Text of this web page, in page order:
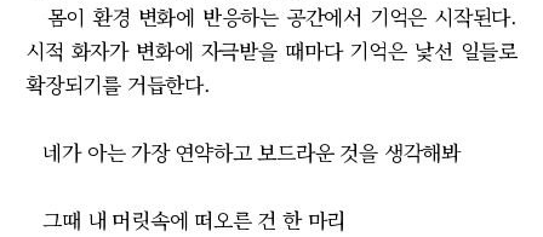
몸이 환경 변화에 반응하는 공간에서 기억은 시작된다.
시적 화자가 변화에 자극받을 때마다 기억은 낯선 일들로
확장되기를 거듭한다.
네가 아는 가장 연약하고 보드라운 것을 생각해봐
그때 내 머릿속에 떠오른 건 한 마리